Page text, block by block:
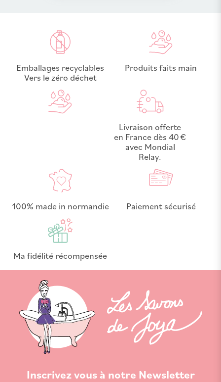
Emballages recyclables
Vers le zéro déchet
Produits faits main
Livraison offerte
en France dès 40 €
avec Mondial
Relay.
100% made in normandie Paiement sécurisé
Ma fidélité récompensée
Inscrivez vous à notre Newsletter